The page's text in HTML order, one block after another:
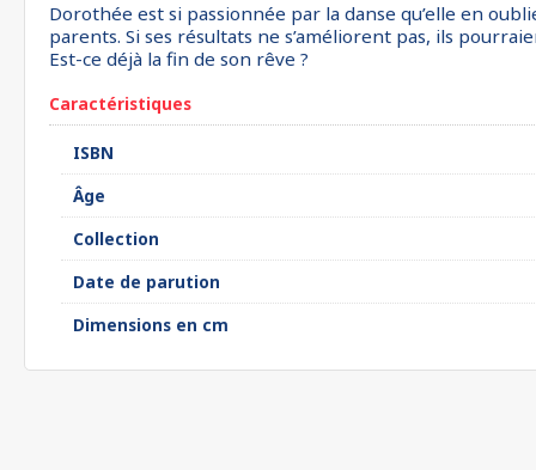
Dorothée est si passionnée par la danse qu’elle en
parents. Si ses résultats ne s’améliorent pas, ils
Est-ce déjà la fin de son rêve ?
Caractéristiques
ISBN
Âge
Collection
Date de parution
Dimensions en cm